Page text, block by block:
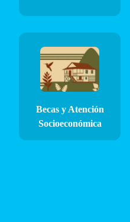
Becas y Atención
Socioeconómica